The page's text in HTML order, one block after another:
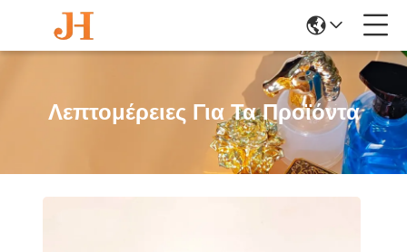
Λεπτομέρειες Για Τα Προϊόντα